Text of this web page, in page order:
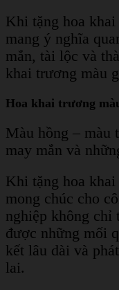
Khi tặng hoa khai
mang ý nghĩa
mắn, tài lộc và
khai trương màu
Hoa khai trương
Màu hồng – màu
may mắn và
Khi tặng hoa
mong chúc cho
nghiệp không chỉ
được những mối
kết lâu dài và
lai.